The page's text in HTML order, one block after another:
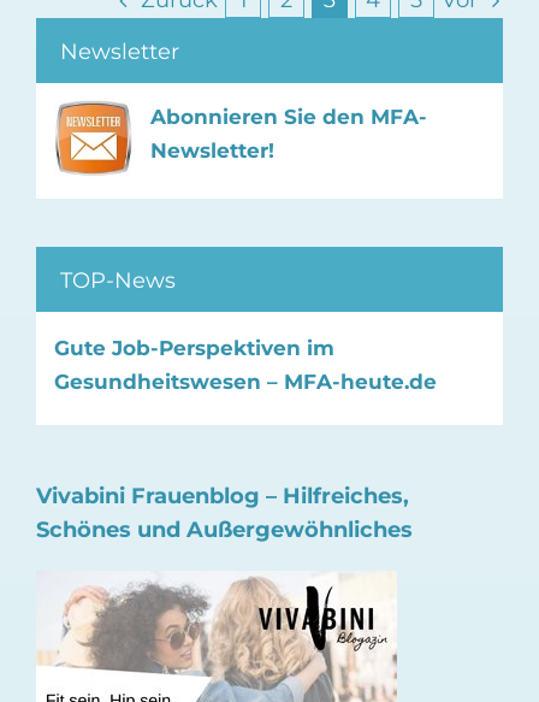
Newsletter
Abonnieren Sie den MFA-
Newsletter!
TOP-News
Gute Job-Perspektiven im
Gesundheitswesen – MFA-heute.de
Vivabini Frauenblog – Hilfreiches,
Schönes und Außergewöhnliches